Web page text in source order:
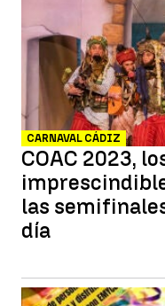
CARNAVAL CÁDIZ
COAC 2023,
las
día